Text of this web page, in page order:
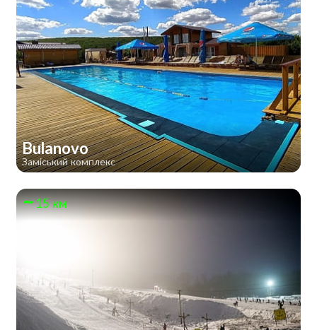
Bulanovo
Заміський комплекс
15 км